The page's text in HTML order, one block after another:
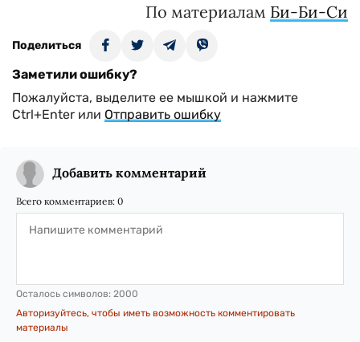
По материалам Би-Би-Си
Поделиться
Заметили ошибку?
Пожалуйста, выделите ее мышкой и нажмите
Ctrl+Enter или Отправить ошибку
Добавить комментарий
Всего комментариев: 0
Осталось символов: 2000
Авторизуйтесь, чтобы иметь возможность комментировать
материалы